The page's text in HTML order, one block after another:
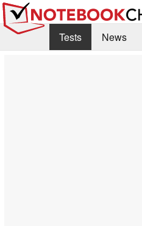
Tests News